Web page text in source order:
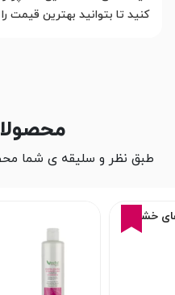
کنید تا بتوانید بهترین قیمت
طبق نظر و سلیقه ی شما
خشک